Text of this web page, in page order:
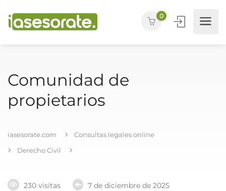
0
Comunidad de
propietarios
iasesorate.com
Consultas legales online
Derecho Civil
230 visitas
7 de diciembre de 2025